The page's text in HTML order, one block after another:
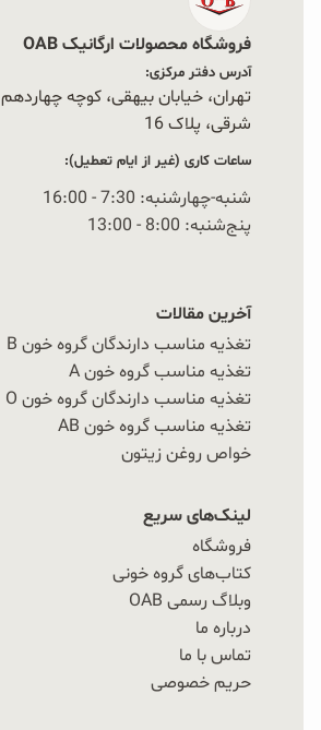
فروشگاه محصولات ارگانیک OAB
آدرس دفتر مرکزی:
تهران، خیابان بیهقی، کوچه چهاردهم
شرقی، پلاک 16‭
ساعات کاری (غیر از ایام تعطیل):
شنبه-چهارشنبه: 7:30 - 16:00
پنج‌شنبه: 8:00 - 13:00
آخرین مقالات
تغذیه مناسب دارندگان گروه خون B
تغذیه مناسب گروه خون A
تغذیه مناسب دارندگان گروه خون O
تغذیه مناسب گروه خون AB
خواص روغن زیتون
لینک‌های سریع
فروشگاه
کتاب‌های گروه خونی
وبلاگ رسمی OAB
درباره ما
تماس با ما
حریم خصوصی